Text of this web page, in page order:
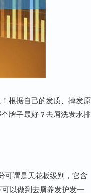
根据自己的发质、掉发原
牌子最好？去屑洗发水排
可谓是天花板级别，它含
以做到去屑养发护发一